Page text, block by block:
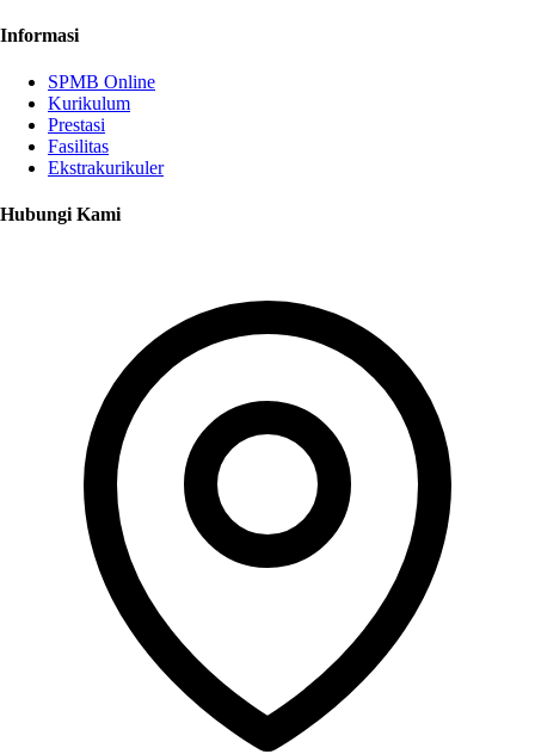
Informasi
SPMB Online
Kurikulum
Prestasi
Fasilitas
Ekstrakurikuler
Hubungi Kami